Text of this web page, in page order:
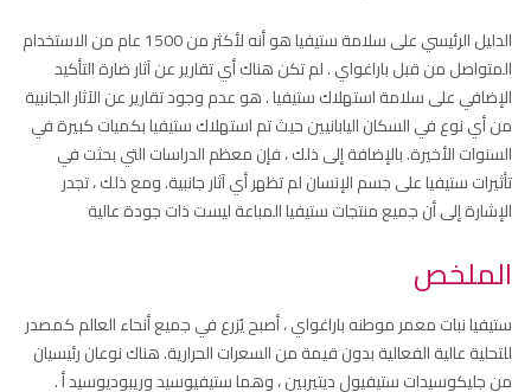
الدليل الرئيسي على سلامة ستيفيا هو أنه لأكثر من 1500 عام من الاستخدام
المتواصل من قبل باراغواي . لم تكن هناك أي تقارير عن آثار ضارة التأكيد
الإضافي على سلامة استهلاك ستيفيا . هو عدم وجود تقارير عن الآثار الجانبية
من أي نوع في السكان اليابانيين حيث تم استهلاك ستيفيا بكميات كبيرة في
السنوات الأخيرة. بالإضافة إلى ذلك ، فإن معظم الدراسات التي بحثت في
تأثيرات ستيفيا على جسم الإنسان لم تظهر أي آثار جانبية. ومع ذلك ، تجدر
الإشارة إلى أن جميع منتجات ستيفيا المباعة ليست ذات جودة عالية
الملخص
ستيفيا نبات معمر موطنه باراغواي ، أصبح يُزرع في جميع أنحاء العالم كمصدر
للتحلية عالية الفعالية بدون قيمة من السعرات الحرارية. هناك نوعان رئيسيان
من جليكوسيدات ستيفيول ديتيربين ، وهما ستيفيوسيد وريبوديوسيد أ .